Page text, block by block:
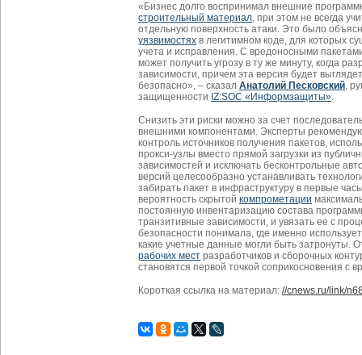
«Бизнес долго воспринимал внешние
строительный материал, при этом не всегда
отдельную поверхность атаки. Это было
уязвимостях в легитимном коде, для которых
учета и исправления. С вредоносными
может получить угрозу в ту же минуту, когда
зависимости, причем эта версия будет
безопасно», – сказал Анатолий Песковский,
защищенности IZ:SOC «Информзащиты».
Снизить эти риски можно за счет
внешними компонентами. Эксперты
контроль источников получения пакетов,
прокси-узлы вместо прямой загрузки из
зависимостей и исключать бесконтрольные
версий целесообразно устанавливать
забирать пакет в инфраструктуру в первые
вероятность скрытой компрометации
постоянную инвентаризацию состава
транзитивные зависимости, и увязать ее с
безопасности понимала, где именно
какие учетные данные могли быть затронуты.
рабочих мест разработчиков и сборочных
становятся первой точкой соприкосновения с
Короткая ссылка на материал: //cnews.ru/link/